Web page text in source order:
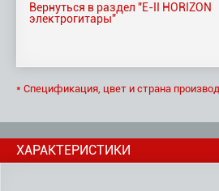
Вернуться в раздел "E-II HORIZON
электрогитары"
* Спецификация, цвет и страна
ХАРАКТЕРИСТИКИ